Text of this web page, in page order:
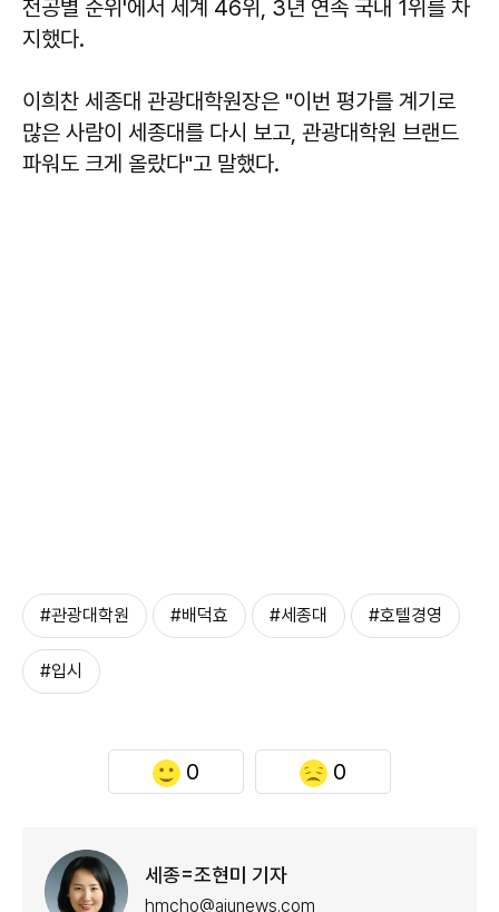
전공별 순위'에서 세계 46위, 3년 연속 국내 1위를 차
지했다.
이희찬 세종대 관광대학원장은 "이번 평가를 계기로
많은 사람이 세종대를 다시 보고, 관광대학원 브랜드
파워도 크게 올랐다"고 말했다.
#관광대학원 #배덕효 #세종대 #호텔경영
#입시
0 0
세종=조현미 기자
hmcho@ajunews.com